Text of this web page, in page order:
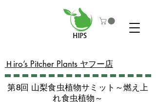
​Ｈiro’s Pitcher Plants ヤフー店
第8回 山梨食虫植物サミット～燃え上
れ食虫植物～